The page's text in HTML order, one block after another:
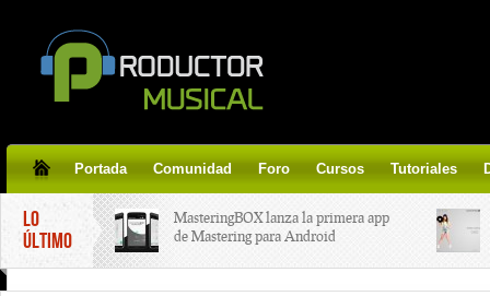
Portada Comunidad Foro Cursos Tutoriales
LO
ÚLTIMO
MasteringBOX lanza la primera app
de Mastering para Android